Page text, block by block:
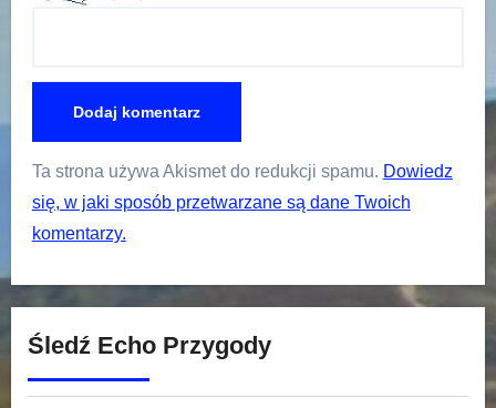
Ta strona używa Akismet do redukcji spamu. Dowiedz
się, w jaki sposób przetwarzane są dane Twoich
komentarzy.
Śledź Echo Przygody